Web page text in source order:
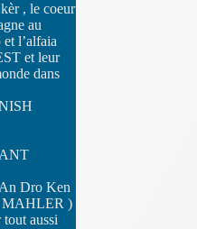
, le coeur
au
l’alfaia
et leur
dans
Dro Ken
MAHLER )
aussi